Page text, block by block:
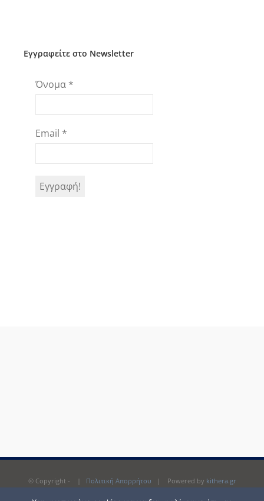
Εγγραφείτε στο Newsletter
Όνομα *
Email *
© Copyright - | Πολιτική Απορρήτου | Powered by kithera.gr